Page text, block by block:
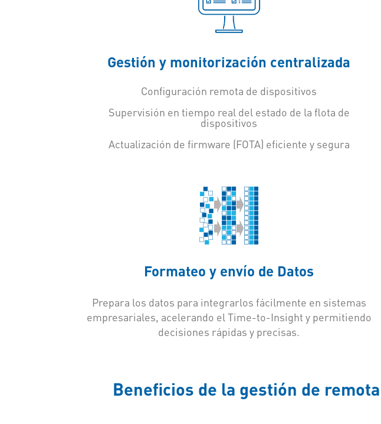
Gestión y monitorización centralizada
Configuración remota de dispositivos
Supervisión en tiempo real del estado de la flota de
dispositivos
Actualización de firmware (FOTA) eficiente y segura
Formateo y envío de Datos
Prepara los datos para integrarlos fácilmente en sistemas
empresariales, acelerando el Time-to-Insight y permitiendo
decisiones rápidas y precisas.
Beneficios de la gestión de